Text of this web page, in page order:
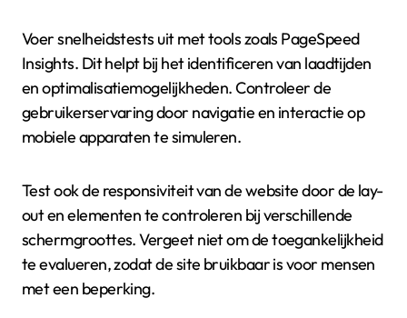
Voer snelheidstests uit met tools zoals PageSpeed
Insights. Dit helpt bij het identificeren van laadtijden
en optimalisatiemogelijkheden. Controleer de
gebruikerservaring door navigatie en interactie op
mobiele apparaten te simuleren.
Test ook de responsiviteit van de website door de lay-
out en elementen te controleren bij verschillende
schermgroottes. Vergeet niet om de toegankelijkheid
te evalueren, zodat de site bruikbaar is voor mensen
met een beperking.